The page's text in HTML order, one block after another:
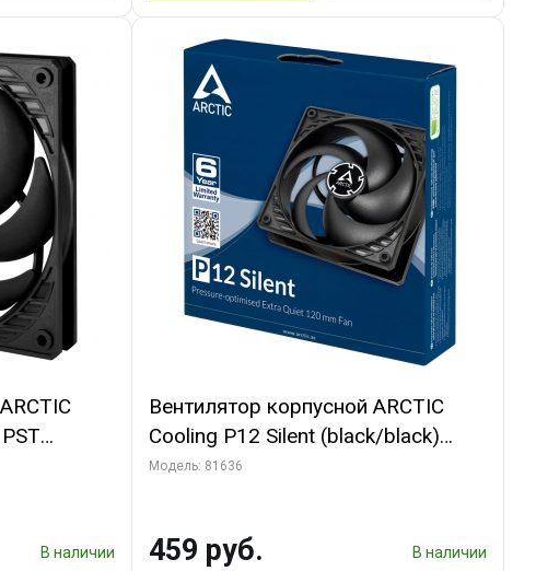
В наличии
Вентилятор корпусной ARCTIC
Cooling P12 Silent (black/black)
(ACFAN00130A)
Модель: 81636
459 руб. В наличии